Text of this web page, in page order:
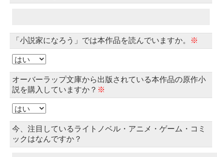
「小説家になろう」では本作品を読んでいますか。 ※
オーバーラップ文庫から出版されている本作品の原作小
説を購入していますか？ ※
今、注目しているライトノベル・アニメ・ゲーム・コミ
ックはなんですか？